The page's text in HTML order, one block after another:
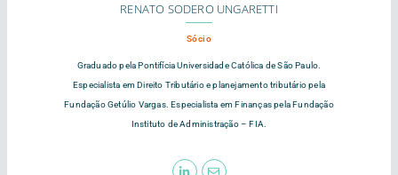
RENATO SODERO UNGARETTI
Sócio
Graduado pela Pontifícia Universidade Católica de São Paulo.
Especialista em Direito Tributário e planejamento tributário pela
Fundação Getúlio Vargas. Especialista em Finanças pela Fundação
Instituto de Administração – FIA.